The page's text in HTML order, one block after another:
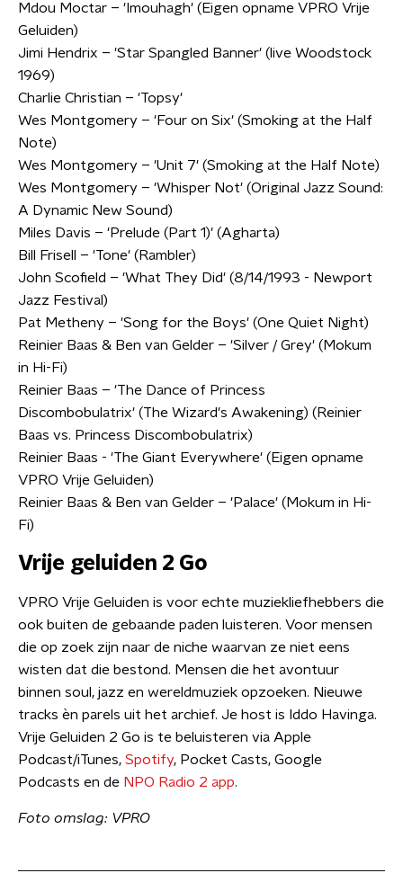
Mdou Moctar – 'Imouhagh' (Eigen opname VPRO Vrije
Geluiden)
Jimi Hendrix – 'Star Spangled Banner' (live Woodstock
1969)
Charlie Christian – 'Topsy'
Wes Montgomery – 'Four on Six' (Smoking at the Half
Note)
Wes Montgomery – 'Unit 7' (Smoking at the Half Note)
Wes Montgomery – 'Whisper Not' (Original Jazz Sound:
A Dynamic New Sound)
Miles Davis – 'Prelude (Part 1)' (Agharta)
Bill Frisell – 'Tone' (Rambler)
John Scofield – 'What They Did' (8/14/1993 - Newport
Jazz Festival)
Pat Metheny – 'Song for the Boys' (One Quiet Night)
Reinier Baas & Ben van Gelder – 'Silver / Grey' (Mokum
in Hi-Fi)
Reinier Baas – 'The Dance of Princess
Discombobulatrix' (The Wizard's Awakening) (Reinier
Baas vs. Princess Discombobulatrix)
Reinier Baas - 'The Giant Everywhere' (Eigen opname
VPRO Vrije Geluiden)
Reinier Baas & Ben van Gelder – 'Palace' (Mokum in Hi-
Fi)
Vrije geluiden 2 Go
VPRO Vrije Geluiden is voor echte muziekliefhebbers die
ook buiten de gebaande paden luisteren. Voor mensen
die op zoek zijn naar de niche waarvan ze niet eens
wisten dat die bestond. Mensen die het avontuur
binnen soul, jazz en wereldmuziek opzoeken. Nieuwe
tracks èn parels uit het archief. Je host is Iddo Havinga.
Vrije Geluiden 2 Go is te beluisteren via Apple
Podcast/iTunes, Spotify, Pocket Casts, Google
Podcasts en de NPO Radio 2 app.
Foto omslag: VPRO